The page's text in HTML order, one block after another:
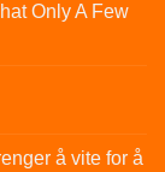
Only A Few
å vite for å